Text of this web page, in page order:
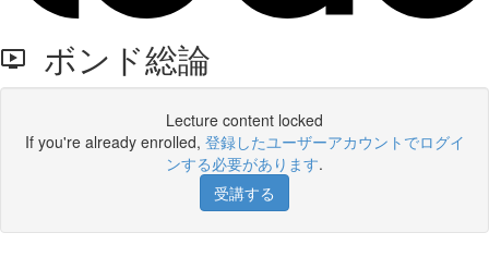
ボンド総論
Lecture content locked
If you're already enrolled, 登録したユーザーアカウントでログイ
ンする必要があります.
受講する